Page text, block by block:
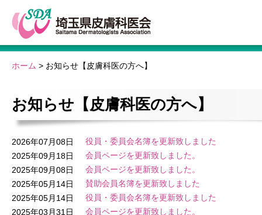
ホーム > お知らせ【皮膚科医の方へ】
お知らせ【皮膚科医の方へ】
2026年07月08日
役員・委員会名簿を更新致しました
2025年09月18日
会員ページを更新致しました。
2025年09月08日
会員ページを更新致しました。
2025年05月14日
賛助会員名簿を更新致しました
2025年05月14日
役員・委員会名簿を更新致しました
2025年03月31日
会員ページを更新致しました。